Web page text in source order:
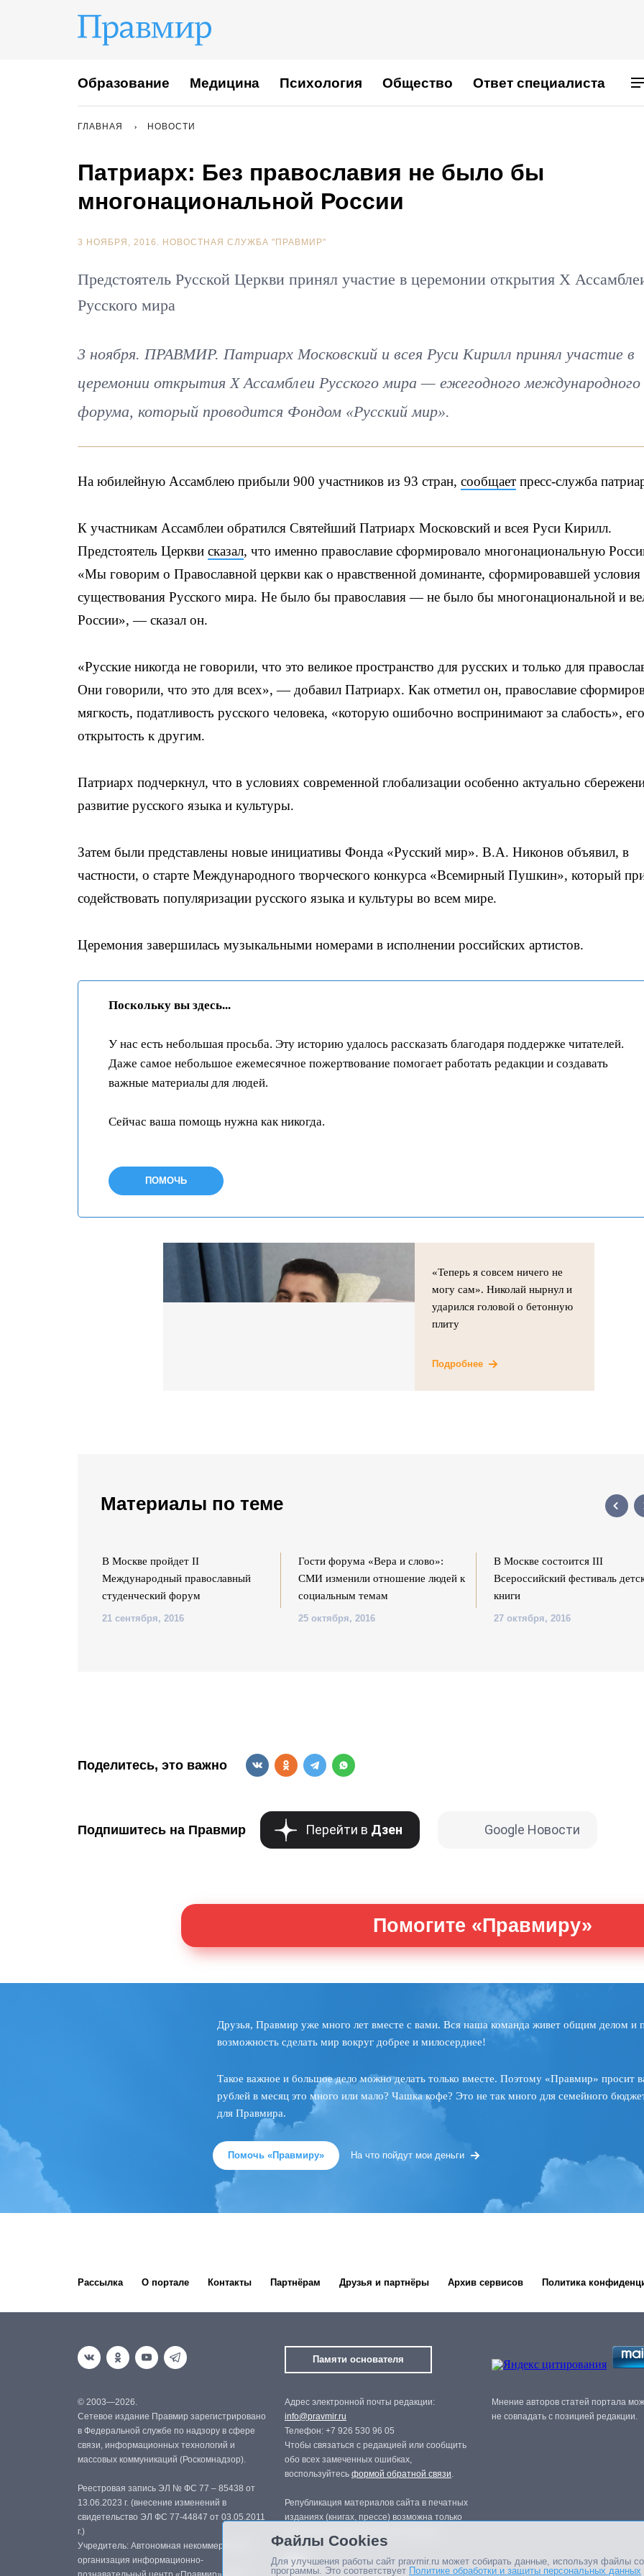
Образование Медицина Психология Общество Ответ специалиста
ГЛАВНАЯ НОВОСТИ
Патриарх: Без православия не было бы
многонациональной России
3 НОЯБРЯ, 2016. НОВОСТНАЯ СЛУЖБА "ПРАВМИР"
Предстоятель Русской Церкви принял участие в церемонии открытия X
Русского мира
3 ноября. ПРАВМИР. Патриарх Московский и всея Руси Кирилл принял участие в
церемонии открытия X Ассамблеи Русского мира — ежегодного международного
форума, который проводится Фондом «Русский мир».
На юбилейную Ассамблею прибыли 900 участников из 93 стран, сообщает пресс-служба
К участникам Ассамблеи обратился Святейший Патриарх Московский и всея Руси Кирилл.
Предстоятель Церкви сказал, что именно православие сформировало многонациональную
«Мы говорим о Православной церкви как о нравственной доминанте, сформировавшей условия
существования Русского мира. Не было бы православия — не было бы многонациональной и
России», — сказал он.
«Русские никогда не говорили, что это великое пространство для русских и только для
Они говорили, что это для всех», — добавил Патриарх. Как отметил он, православие
мягкость, податливость русского человека, «которую ошибочно воспринимают за слабость», его
открытость к другим.
Патриарх подчеркнул, что в условиях современной глобализации особенно актуально
развитие русского языка и культуры.
Затем были представлены новые инициативы Фонда «Русский мир». В.А. Никонов объявил, в
частности, о старте Международного творческого конкурса «Всемирный Пушкин», который
содействовать популяризации русского языка и культуры во всем мире.
Церемония завершилась музыкальными номерами в исполнении российских артистов.
Поскольку вы здесь...
У нас есть небольшая просьба. Эту историю удалось рассказать благодаря поддержке читателей.
Даже самое небольшое ежемесячное пожертвование помогает работать редакции и создавать
важные материалы для людей.
Сейчас ваша помощь нужна как никогда.
ПОМОЧЬ
«Теперь я совсем ничего не
могу сам». Николай нырнул и
ударился головой о бетонную
плиту
Подробнее
Материалы по теме
В Москве пройдет II
Международный православный
студенческий форум
21 сентября, 2016
Гости форума «Вера и слово»:
СМИ изменили отношение людей к
социальным темам
25 октября, 2016
В Москве состоится III
Всероссийский фестиваль
книги
27 октября, 2016
Поделитесь, это важно
Подпишитесь на Правмир Перейти в Дзен Google Новости
Помогите «Правмиру»
Друзья, Правмир уже много лет вместе с вами. Вся наша команда живет общим делом и
возможность сделать мир вокруг добрее и милосерднее!
Такое важное и большое дело можно делать только вместе. Поэтому «Правмир» просит
рублей в месяц это много или мало? Чашка кофе? Это не так много для семейного
для Правмира.
Помочь «Правмиру» На что пойдут мои деньги
Рассылка О портале Контакты Партнёрам Друзья и партнёры Архив сервисов Политика
Памяти основателя
© 2003—2026.
Сетевое издание Правмир зарегистрировано
в Федеральной службе по надзору в сфере
связи, информационных технологий и
массовых коммуникаций (Роскомнадзор).
Реестровая запись ЭЛ № ФС 77 – 85438 от
13.06.2023 г. (внесение изменений в
свидетельство ЭЛ ФС 77-44847 от 03.05.2011
г.)
Учредитель: Автономная некоммерческая
организация информационно-
Адрес электронной почты редакции:
info@pravmir.ru
Телефон: +7 926 530 96 05
Чтобы связаться с редакцией или сообщить
обо всех замеченных ошибках,
воспользуйтесь формой обратной связи.
Републикация материалов сайта в печатных
изданиях (книгах, прессе) возможна только
Мнение авторов статей портала
не совпадать с позицией редакции.
Файлы Cookies
Для улучшения работы сайт pravmir.ru может собирать данные, используя файлы
программы. Это соответствует Политике обработки и защиты персональных данных